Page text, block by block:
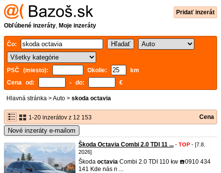
Pridať inzerát
Obľúbené inzeráty, Moje inzeráty
Čo:
PSČ (miesto): Okolie:
km
Cena od:
- do: €
Hlavná stránka >Auto > skoda octavia
1-20 inzerátov z 12 153 Cena
Nové inzeráty e-mailom
Škoda Octavia Combi 2.0 TDI 11 ... - TOP - [7.8.
2026]
Škoda octavia Combi 2.0 TDI 110 kw ☎️0910 434
141 Kde nás n ...